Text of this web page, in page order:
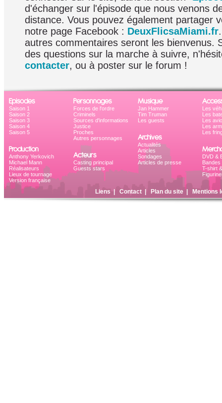
d'échanger sur l'épisode que nous venons
distance. Vous pouvez également partager
notre page Facebook : DeuxFlicsaMiami.fr
autres commentaires seront les bienvenus.
des questions sur la marche à suivre,
contacter, ou à poster sur le forum !
Episodes
Saison 1
Saison 2
Saison 3
Saison 4
Saison 5
Production
Anthony Yerkovich
Michael Mann
Réalisateurs
Lieux de tournage
Version française
Personnages
Forces de l'ordre
Criminels
Sources d'informations
Justice
Proches
Autres personnages
Acteurs
Casting principal
Guests stars
Musique
Jan Hammer
Tim Truman
Les guests
Archives
Actualités
Articles
Sondages
Articles de presse
Les
Les
Les
Les
Les
DVD &
Bandes
T-shirt
Liens | Contact| Plan du site| Mentions